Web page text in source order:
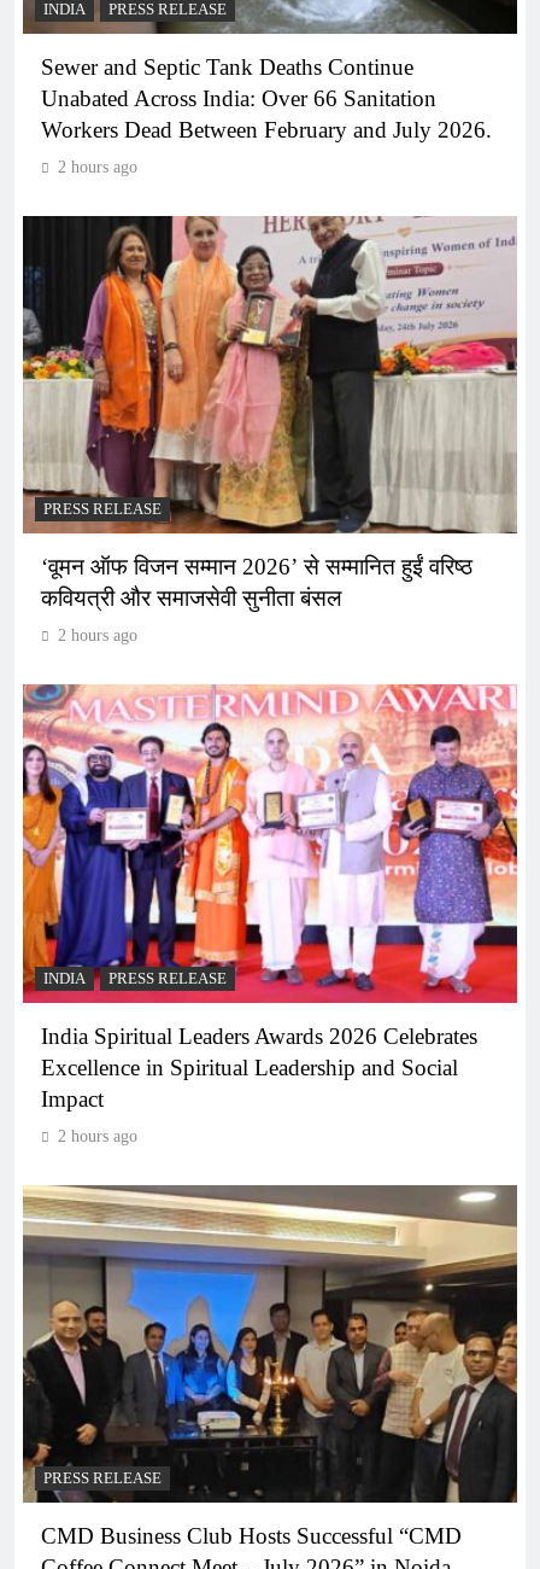
INDIA PRESS RELEASE
Sewer and Septic Tank Deaths Continue
Unabated Across India: Over 66 Sanitation
Workers Dead Between February and July 2026.
2 hours ago
PRESS RELEASE
‘वूमन ऑफ विजन सम्मान 2026’ से सम्मानित हुईं वरिष्ठ
कवियत्री और समाजसेवी सुनीता बंसल
2 hours ago
INDIA PRESS RELEASE
India Spiritual Leaders Awards 2026 Celebrates
Excellence in Spiritual Leadership and Social
Impact
2 hours ago
PRESS RELEASE
CMD Business Club Hosts Successful “CMD